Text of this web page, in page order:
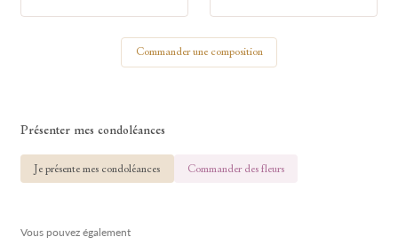
Commander une composition
Présenter mes condoléances
Je présente mes condoléances Commander des fleurs
Vous pouvez également